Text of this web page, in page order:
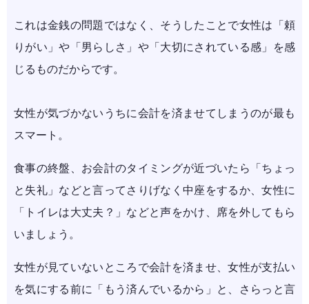
これは金銭の問題ではなく、そうしたことで女性は「頼
りがい」や「男らしさ」や「大切にされている感」を感
じるものだからです。
女性が気づかないうちに会計を済ませてしまうのが最も
スマート。
食事の終盤、お会計のタイミングが近づいたら「ちょっ
と失礼」などと言ってさりげなく中座をするか、女性に
「トイレは大丈夫？」などと声をかけ、席を外してもら
いましょう。
女性が見ていないところで会計を済ませ、女性が支払い
を気にする前に「もう済んでいるから」と、さらっと言